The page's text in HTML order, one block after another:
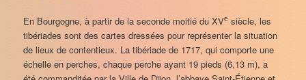
En Bourgogne, à partir de la seconde moitié du XVe siècle, les
tibériades sont des cartes dressées pour représenter la situation
de lieux de contentieux. La tibériade de 1717, qui comporte une
échelle en perches, chaque perche ayant 19 pieds (6,13 m), a